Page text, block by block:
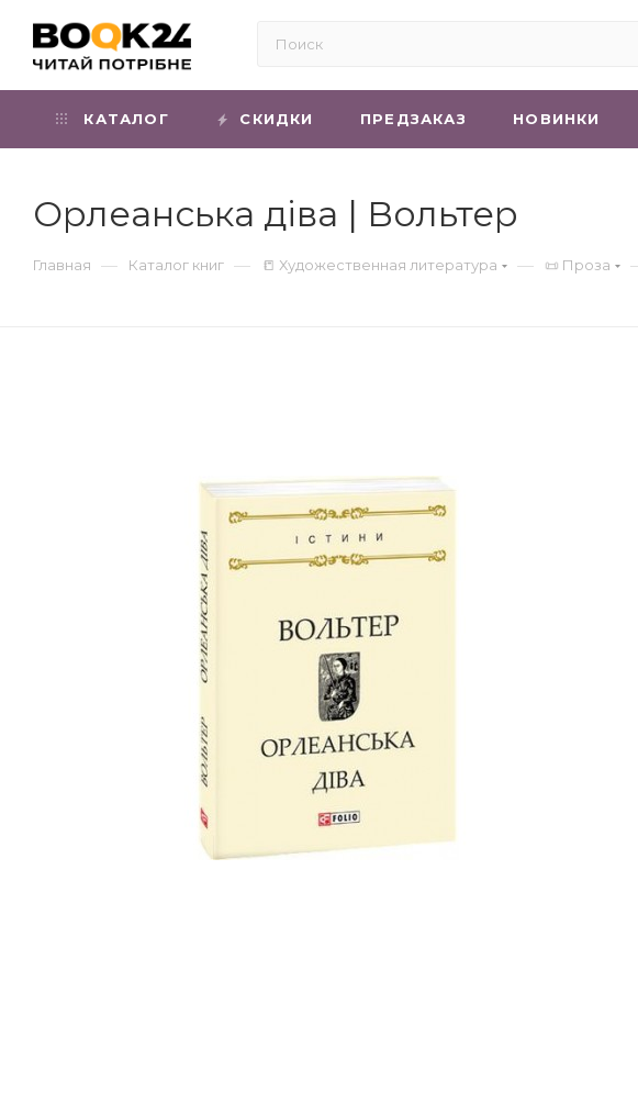
КАТАЛОГ СКИДКИ ПРЕДЗАКАЗ НОВИНКИ
Орлеанська діва | Вольтер
Главная — Каталог книг — 📒 Художественная литература — 📜 Проза